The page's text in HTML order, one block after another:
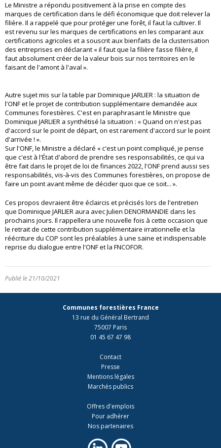
Le Ministre a répondu positivement à la prise en compte des
marques de certification dans le défi économique que doit relever la
filière. Il a rappelé que pour protéger une forêt, il faut la cultiver. Il
est revenu sur les marques de certifications en les comparant aux
certifications agricoles et a souscrit aux bienfaits de la clusterisation
des entreprises en déclarant « il faut que la filière fasse filière, il
faut absolument créer de la valeur bois sur nos territoires en le
faisant de l'amont à l'aval ».
Autre sujet mis sur la table par Dominique JARLIER : la situation de
l'ONF et le projet de contribution supplémentaire demandée aux
Communes forestières. C'est en paraphrasant le Ministre que
Dominique JARLIER a synthétisé la situation : « Quand on n'est pas
d'accord sur le point de départ, on est rarement d'accord sur le point
d'arrivée ! ».
Sur l'ONF, le Ministre a déclaré « c'est un point compliqué, je pense
que c'est à l'État d'abord de prendre ses responsabilités, ce qui va
être fait dans le projet de loi de finances 2022, l'ONF prend aussi ses
responsabilités, vis-à-vis des Communes forestières, on propose de
faire un point avant même de décider quoi que ce soit... ».
Ces propos devraient être éclaircis et précisés lors de l'entretien
que Dominique JARLIER aura avec Julien DENORMANDIE dans les
prochains jours. Il rappellera une nouvelle fois à cette occasion que
le retrait de cette contribution supplémentaire irrationnelle et la
réécriture du COP sont les préalables à une saine et indispensable
reprise du dialogue entre l'ONF et la FNCOFOR.
Publié le 21/10/2021
Communes forestières France
13 rue du Général Bertrand
75007 Paris
01 45 67 47 98
Contact
Presse
Mentions légales
Marchés publics
Offres d'emplois
Pour adhérer
Nos partenaires